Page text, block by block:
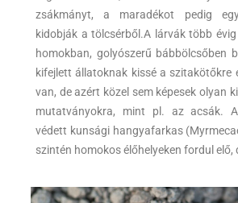
zsákmányt, a maradékot pedig
kidobják a tölcsérből.A lárvák több
homokban, golyószerű bábbölcsőben
kifejlett állatoknak kissé a szitakötőkre
van, de azért közel sem képesek olyan
mutatványokra, mint pl. az acsák.
védett kunsági hangyafarkas
szintén homokos élőhelyeken fordul elő,